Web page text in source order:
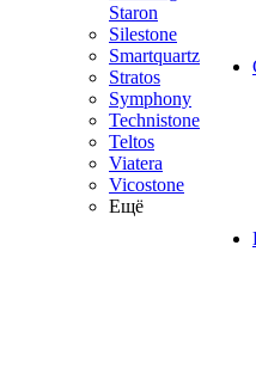
Staron
Silestone
Smartquartz
Stratos
Symphony
Technistone
Teltos
Viatera
Vicostone
Ещё